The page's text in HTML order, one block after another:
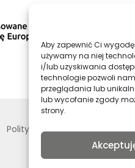
Aby zapewnić Ci
używamy na niej
i/lub uzyskiwania
technologie pozwoli
przeglądania lub
lub wycofanie zgody
strony.
Polityka prywatności